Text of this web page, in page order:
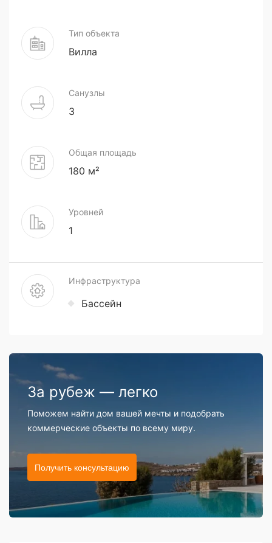
Тип объекта
Вилла
Санузлы
3
Общая площадь
180 м²
Уровней
1
Инфраструктура
Бассейн
За рубеж — легко
Поможем найти дом вашей мечты и подобрать
коммерческие объекты по всему миру.
Получить консультацию